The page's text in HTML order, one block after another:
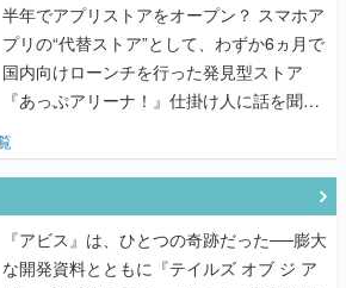
半年でアプリストアをオープン？ スマホア
プリの“代替ストア”として、わずか6ヵ月で
国内向けローンチを行った発見型ストア
『あっぷアリーナ！』仕掛け人に話を聞い
『アビス』は、ひとつの奇跡だった──膨大
な開発資料とともに『テイルズ オブ ジ ア